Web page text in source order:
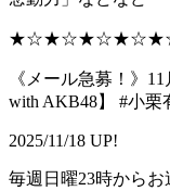
《メール急募！》
with AKB48】 #小栗
2025/11/18 UP!
毎週日曜23時からお